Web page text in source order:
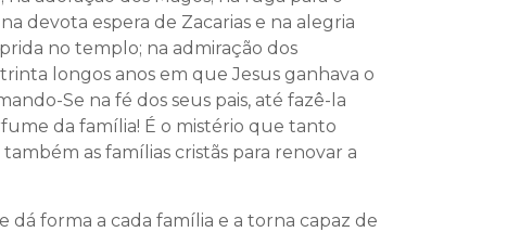
devota espera de Zacarias e na alegria
no templo; na admiração dos
longos anos em que Jesus ganhava o
Se na fé dos seus pais, até fazê-la
da família! É o mistério que tanto
as famílias cristãs para renovar a
dá forma a cada família e a torna capaz de